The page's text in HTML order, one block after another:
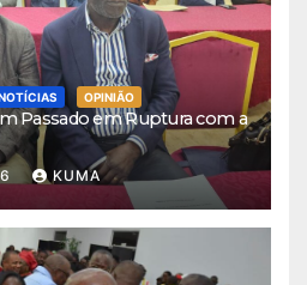
OPINIÃO
Passado em Ruptura com a
KUMA